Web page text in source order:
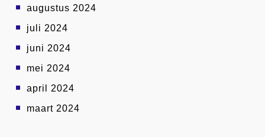
augustus 2024
juli 2024
juni 2024
mei 2024
april 2024
maart 2024